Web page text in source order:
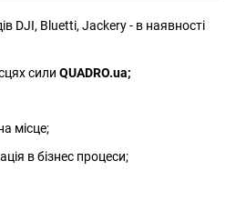
DJI, Bluetti, Jackery - в наявності
сили QUADRO.ua;
місце;
в бізнес процеси;